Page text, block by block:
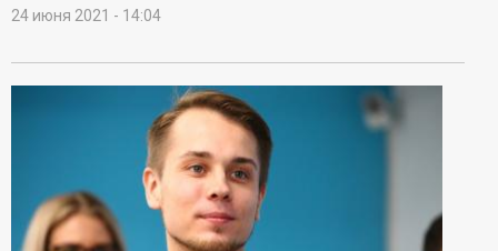
24 июня 2021 - 14:04